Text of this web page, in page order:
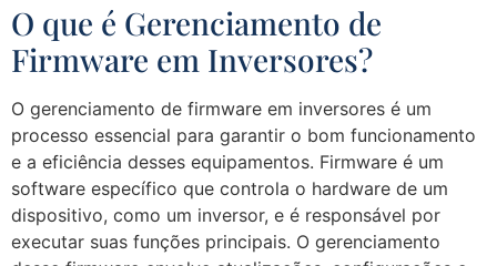
O que é Gerenciamento de
Firmware em Inversores?
O gerenciamento de firmware em inversores é um
processo essencial para garantir o bom funcionamento
e a eficiência desses equipamentos. Firmware é um
software específico que controla o hardware de um
dispositivo, como um inversor, e é responsável por
executar suas funções principais. O gerenciamento